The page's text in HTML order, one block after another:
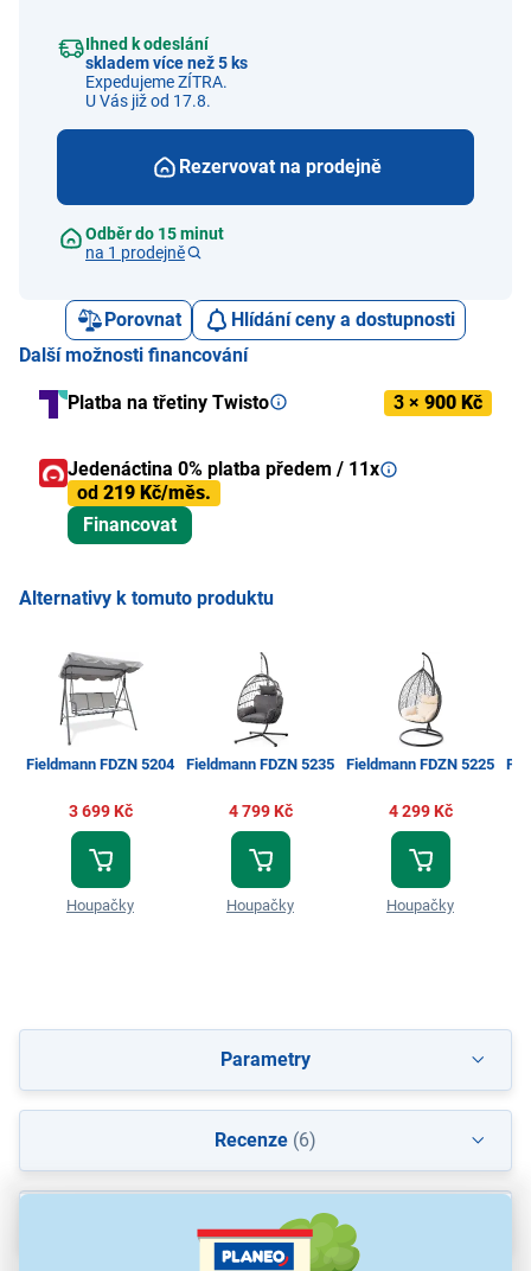
Ihned k odeslání
skladem více než 5 ks
Expedujeme ZÍTRA.
U Vás již od 17.8.
Rezervovat na prodejně
Odběr do 15 minut
na 1 prodejně
Porovnat
Hlídání ceny a dostupnosti
Další možnosti financování
Platba na třetiny Twisto 3 × 900 Kč
Jedenáctina 0% platba předem / 11x
od 219 Kč/měs.
Financovat
Alternativy k tomuto produktu
Fieldmann FDZN 5204
3 699 Kč
Houpačky
Fieldmann FDZN 5235
4 799 Kč
Houpačky
Fieldmann FDZN 5225
4 299 Kč
Houpačky
Parametry
Recenze(6)
Ke stažení(1)